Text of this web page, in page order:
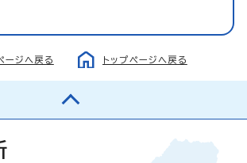
ージへ戻る トップページへ戻る